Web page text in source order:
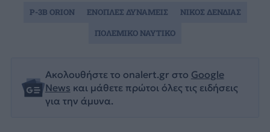
Ακολουθήστε το onalert.gr στο Google
News και μάθετε πρώτοι όλες τις ειδήσεις
για την άμυνα.
P-3B ORION ΕΝΟΠΛΕΣ ΔΥΝΑΜΕΙΣ
ΝΙΚΟΣ ΔΕΝΔΙΑΣ
ΠΟΛΕΜΙΚΟ ΝΑΥΤΙΚΟ